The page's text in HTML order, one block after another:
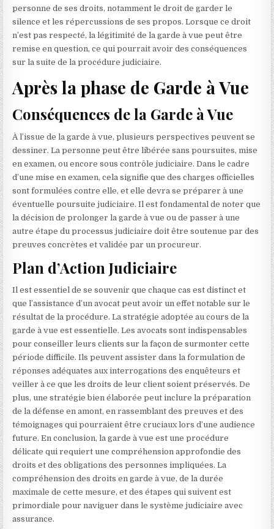
personne de ses droits, notamment le droit de garder le
silence et les répercussions de ses propos. Lorsque ce droit
n’est pas respecté, la légitimité de la garde à vue peut être
remise en question, ce qui pourrait avoir des conséquences
sur la suite de la procédure judiciaire.
Après la phase de Garde à Vue
Conséquences de la Garde à Vue
À l’issue de la garde à vue, plusieurs perspectives peuvent se
dessiner. La personne peut être libérée sans poursuites, mise
en examen, ou encore sous contrôle judiciaire. Dans le cadre
d’une mise en examen, cela signifie que des charges officielles
sont formulées contre elle, et elle devra se préparer à une
éventuelle poursuite judiciaire. Il est fondamental de noter que
la décision de prolonger la garde à vue ou de passer à une
autre étape du processus judiciaire doit être soutenue par des
preuves concrètes et validée par un procureur.
Plan d’Action Judiciaire
Il est essentiel de se souvenir que chaque cas est distinct et
que l’assistance d’un avocat peut avoir un effet notable sur le
résultat de la procédure. La stratégie adoptée au cours de la
garde à vue est essentielle. Les avocats sont indispensables
pour conseiller leurs clients sur la façon de surmonter cette
période difficile. Ils peuvent assister dans la formulation de
réponses adéquates aux interrogations des enquêteurs et
veiller à ce que les droits de leur client soient préservés. De
plus, une stratégie bien élaborée peut inclure la préparation
de la défense en amont, en rassemblant des preuves et des
témoignages qui pourraient être cruciaux lors d’une audience
future. En conclusion, la garde à vue est une procédure
délicate qui requiert une compréhension approfondie des
droits et des obligations des personnes impliquées. La
compréhension des droits en garde à vue, de la durée
maximale de cette mesure, et des étapes qui suivent est
primordiale pour naviguer dans le système judiciaire avec
assurance.